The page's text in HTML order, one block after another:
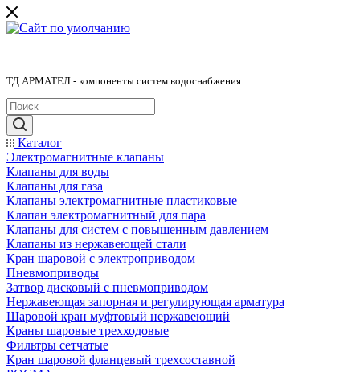
ТД АРМАТЕЛ - компоненты систем водоснабжения
Каталог
Электромагнитные клапаны
Клапаны для воды
Клапаны для газа
Клапаны электромагнитные пластиковые
Клапан электромагнитный для пара
Клапаны для систем с повышенным давлением
Клапаны из нержавеющей стали
Кран шаровой с электроприводом
Пневмоприводы
Затвор дисковый с пневмоприводом
Нержавеющая запорная и регулирующая арматура
Шаровой кран муфтовый нержавеющий
Краны шаровые трехходовые
Фильтры сетчатые
Кран шаровой фланцевый трехсоставной